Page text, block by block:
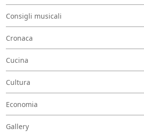
Consigli musicali
Cronaca
Cucina
Cultura
Economia
Gallery